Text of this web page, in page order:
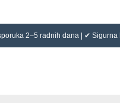
2–5 radnih dana | ✔